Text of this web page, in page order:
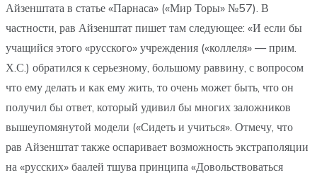
Айзенштата в статье «Парнаса» («Мир Торы» №57). В
частности, рав Айзенштат пишет там следующее: «И если бы
учащийся этого «русского» учреждения («коллеля» — прим.
Х.С.) обратился к серьезному, большому раввину, с вопросом
что ему делать и как ему жить, то очень может быть, что он
получил бы ответ, который удивил бы многих заложников
вышеупомянутой модели («Сидеть и учиться». Отмечу, что
рав Айзенштат также оспаривает возможность экстраполяции
на «русских» баалей тшува принципа «Довольствоваться